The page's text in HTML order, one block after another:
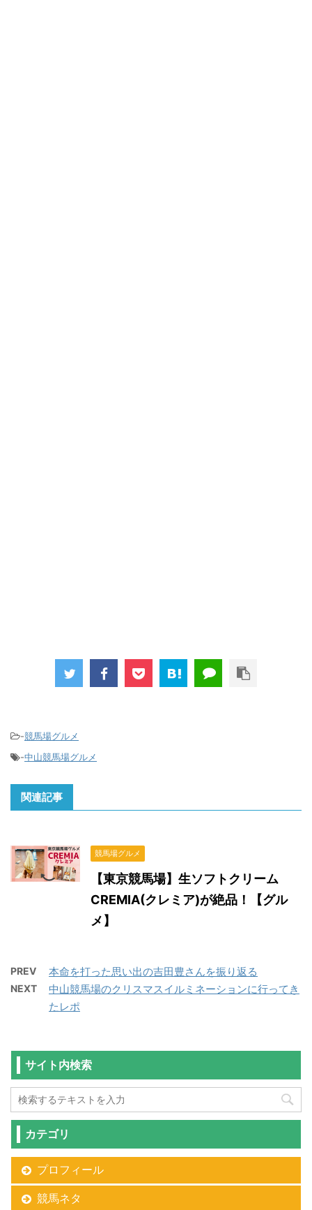
-競馬場グルメ
-中山競馬場グルメ
関連記事
競馬場グルメ
【東京競馬場】生ソフトクリーム
CREMIA(クレミア)が絶品！【グル
メ】
PREV 本命を打った思い出の吉田豊さんを振り返る
NEXT
中山競馬場のクリスマスイルミネーションに行ってき
たレポ
サイト内検索
カテゴリ
プロフィール
競馬ネタ